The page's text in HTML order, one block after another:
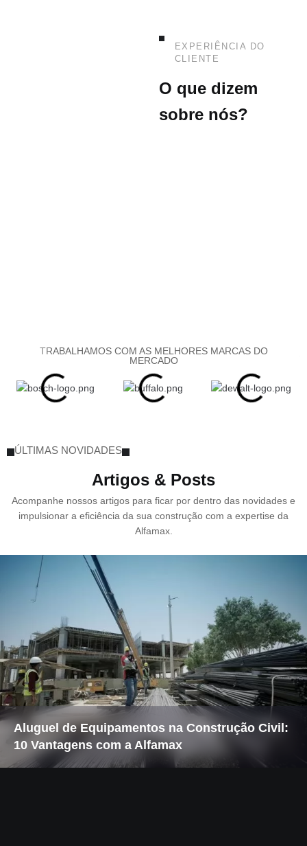
O que dizem
sobre nós?
EXPERIÊNCIA DO
CLIENTE
TRABALHAMOS COM AS MELHORES MARCAS DO
MERCADO
ÚLTIMAS NOVIDADES
Artigos & Posts
Acompanhe nossos artigos para ficar por dentro das novidades e
impulsionar a eficiência da sua construção com a expertise da
Alfamax.
Aluguel de Equipamentos na Construção Civil:
10 Vantagens com a Alfamax